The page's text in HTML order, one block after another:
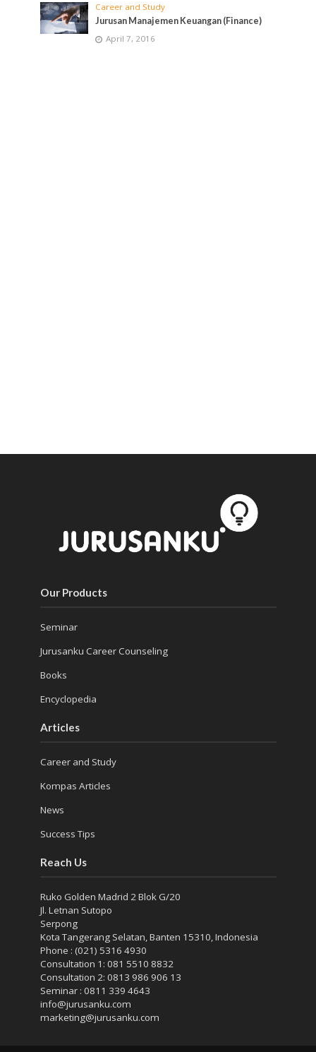
Career and Study
Jurusan Manajemen Keuangan (Finance)
April 7, 2016
Our Products
Seminar
Jurusanku Career Counseling
Books
Encyclopedia
Articles
Career and Study
Kompas Articles
News
Success Tips
Reach Us
Ruko Golden Madrid 2 Blok G/20
Jl. Letnan Sutopo
Serpong
Kota Tangerang Selatan, Banten 15310, Indonesia
Phone : (021) 5316 4930
Consultation 1: 081 5510 8832
Consultation 2: 0813 986 906 13
Seminar : 0811 339 4643
info@jurusanku.com
marketing@jurusanku.com